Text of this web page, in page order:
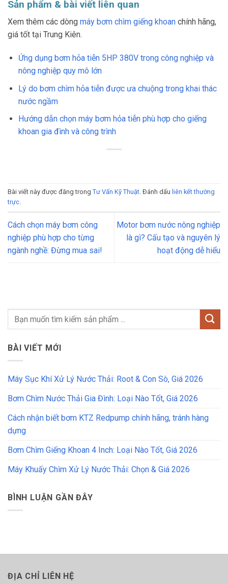
Sản phẩm & bài viết liên quan
Xem thêm các dòng máy bơm chìm giếng khoan chính hãng,
giá tốt tại Trung Kiên.
Ứng dụng bơm hỏa tiễn 5HP 380V trong công nghiệp và
nông nghiệp quy mô lớn
Lý do bơm chìm hỏa tiễn được ưa chuộng trong khai thác
nước ngầm
Hướng dẫn chọn máy bơm hỏa tiễn phù hợp cho giếng
khoan gia đình và công trình
Bài viết này được đăng trong Tư Vấn Kỹ Thuật. Đánh dấu liên kết thường
trực.
Cách chọn máy bơm công
nghiệp phù hợp cho từng
ngành nghề: Đừng mua sai!
Motor bơm nước nông nghiệp
là gì? Cấu tạo và nguyên lý
hoạt động dễ hiểu
BÀI VIẾT MỚI
Máy Sục Khí Xử Lý Nước Thải: Root & Con Sò, Giá 2026
Bơm Chìm Nước Thải Gia Đình: Loại Nào Tốt, Giá 2026
Cách nhận biết bơm KTZ Redpump chính hãng, tránh hàng
dựng
Bơm Chìm Giếng Khoan 4 Inch: Loại Nào Tốt, Giá 2026
Máy Khuấy Chìm Xử Lý Nước Thải: Chọn & Giá 2026
BÌNH LUẬN GẦN ĐÂY
ĐỊA CHỈ LIÊN HỆ